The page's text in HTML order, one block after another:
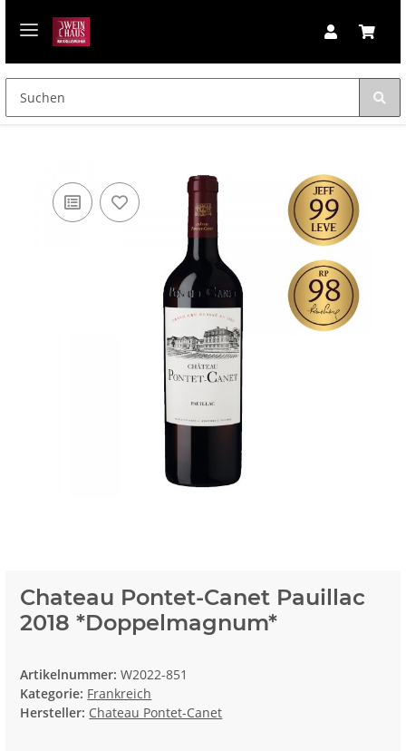
Chateau Pontet-Canet Pauillac
2018 *Doppelmagnum*
Artikelnummer:W2022-851
Kategorie: Frankreich
Hersteller: Chateau Pontet-Canet